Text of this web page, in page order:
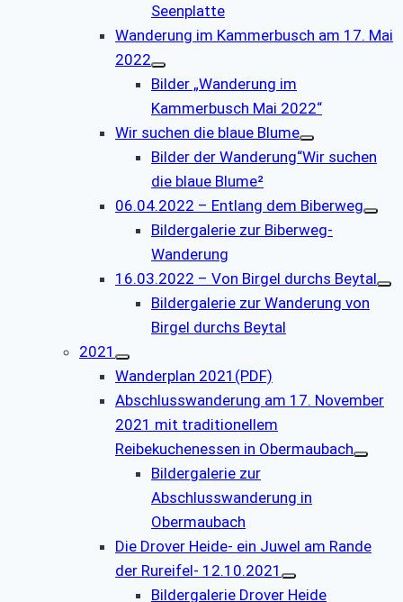
Seenplatte
Wanderung im Kammerbusch am 17. Mai
2022
Bilder „Wanderung im
Kammerbusch Mai 2022“
Wir suchen die blaue Blume
Bilder der Wanderung“Wir suchen
die blaue Blume²
06.04.2022 – Entlang dem Biberweg
Bildergalerie zur Biberweg-
Wanderung
16.03.2022 – Von Birgel durchs Beytal
Bildergalerie zur Wanderung von
Birgel durchs Beytal
2021
Wanderplan 2021(PDF)
Abschlusswanderung am 17. November
2021 mit traditionellem
Reibekuchenessen in Obermaubach
Bildergalerie zur
Abschlusswanderung in
Obermaubach
Die Drover Heide- ein Juwel am Rande
der Rureifel- 12.10.2021
Bildergalerie Drover Heide